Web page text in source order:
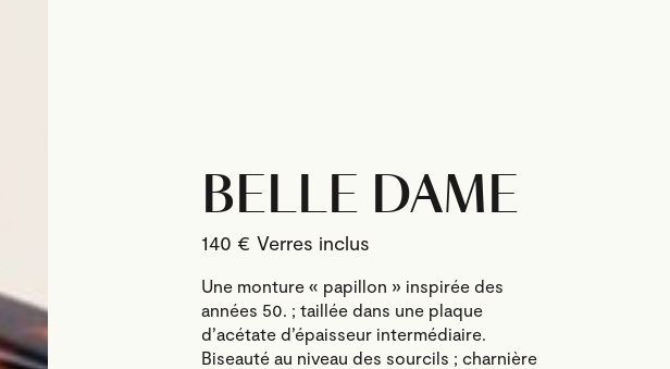
BELLE DAME
140 €
Une monture « papillon » inspirée des
années 50. ; taillée dans une plaque
d’acétate d’épaisseur intermédiaire.
Biseauté au niveau des sourcils ; charnière